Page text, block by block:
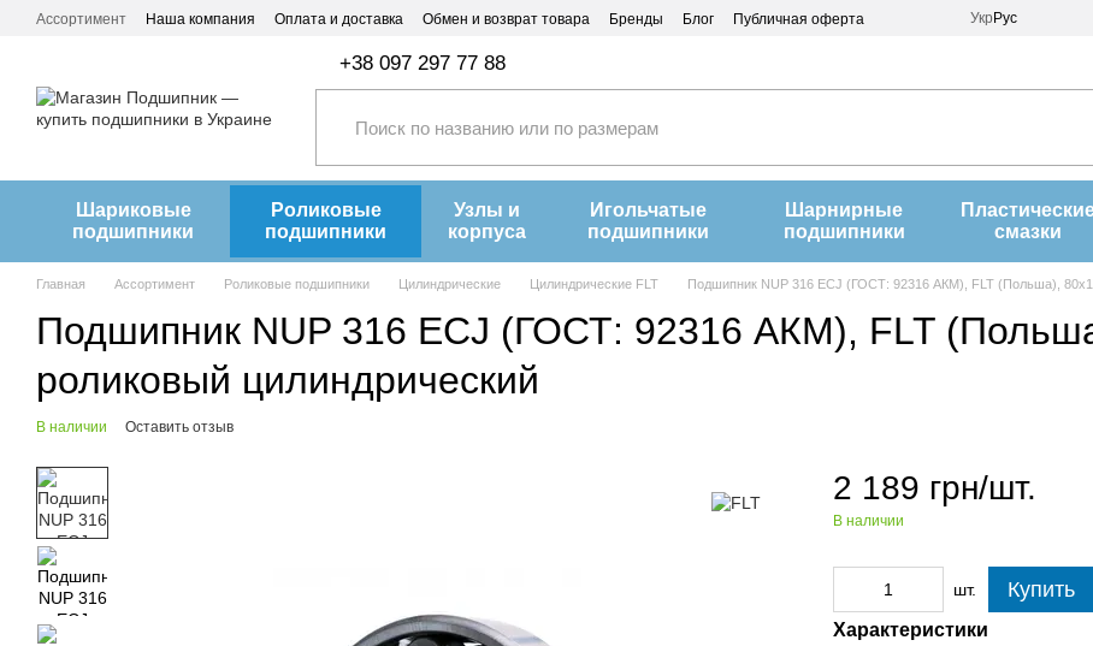
Перейти к основному контенту
Ассортимент Наша компания Оплата и доставка Обмен и возврат товара Бренды Блог Публичная оферта Укр Рус
+38 097 297 77 88
Шариковые
подшипники
Роликовые
подшипники
Узлы и
корпуса
Игольчатые
подшипники
Шарнирные
подшипники
смазки
Главная Ассортимент Роликовые подшипники Цилиндрические Цилиндрические FLT Подшипник NUP 316 ECJ (ГОСТ: 92316 АКМ), FLT (Польша),
Подшипник NUP 316 ECJ (ГОСТ: 92316 АКМ), FLT
роликовый цилиндрический
В наличии Оставить отзыв
2 189 грн/шт.
В наличии
шт. Купить
Характеристики